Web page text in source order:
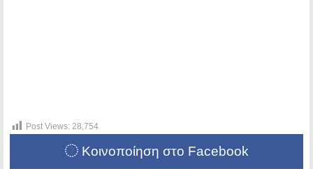
Post Views: 28,754
Κοινοποίηση στο Facebook